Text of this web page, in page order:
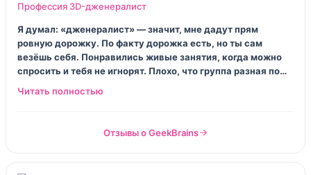
Профессия 3D-дженералист
Я думал: «дженералист» — значит, мне дадут прям
ровную дорожку. По факту дорожка есть, но ты сам
везёшь себя. Понравились живые занятия, когда можно
спросить и тебя не игнорят. Плохо, что группа разная по
уровню: один уже в индустрии, другой впервые открыл
нажать». Если вы дисциплинированный — зайдёт. Если
Отзывы о GeekBrains